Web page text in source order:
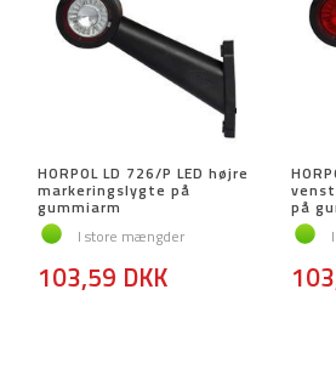
HORPOL LD 726/P LED højre
markeringslygte på
gummiarm
I store mængder
103,59 DKK
på